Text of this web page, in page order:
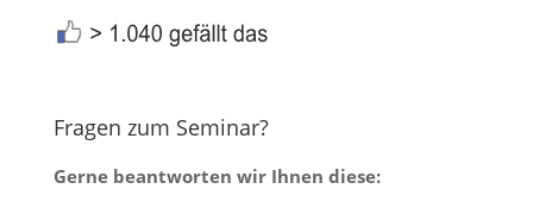
Fragen zum Seminar?
Gerne beantworten wir Ihnen diese: